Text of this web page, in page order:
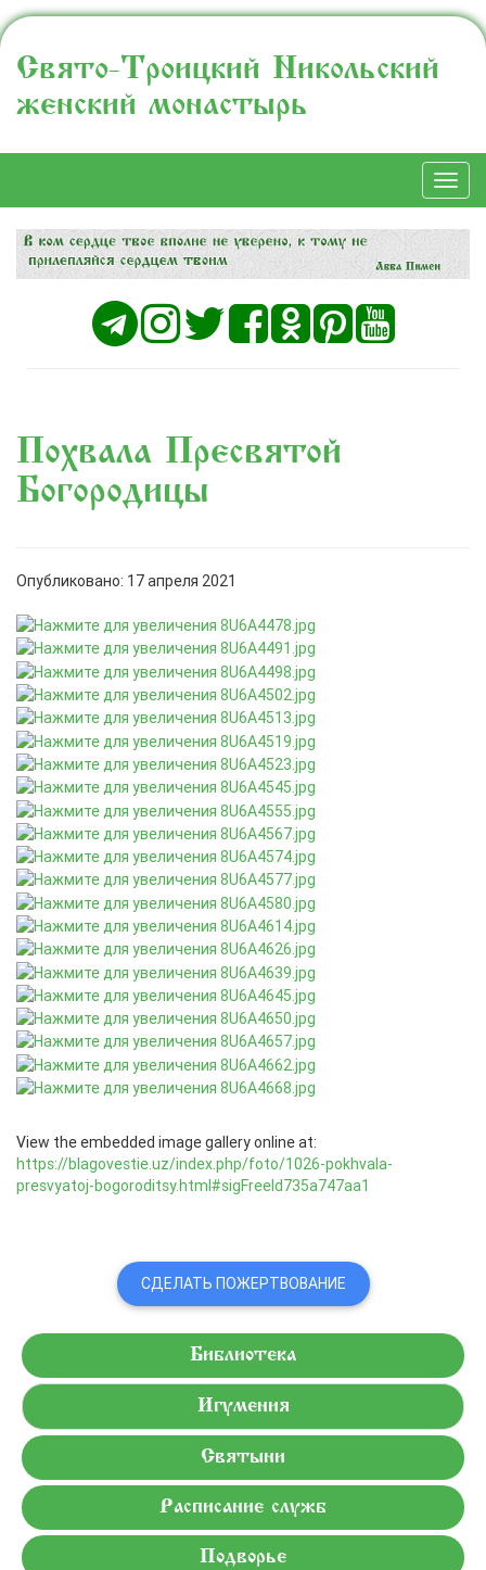
Свято-Троицкий Никольский
женский монастырь
Похвала Пресвятой
Богородицы
Опубликовано: 17 апреля 2021
View the embedded image gallery online at:
https://blagovestie.uz/index.php/foto/1026-pokhvala-
presvyatoj-bogoroditsy.html#sigFreeId735a747aa1
СДЕЛАТЬ ПОЖЕРТВОВАНИЕ
Библиотека
Игумения
Святыни
Расписание служб
Подворье